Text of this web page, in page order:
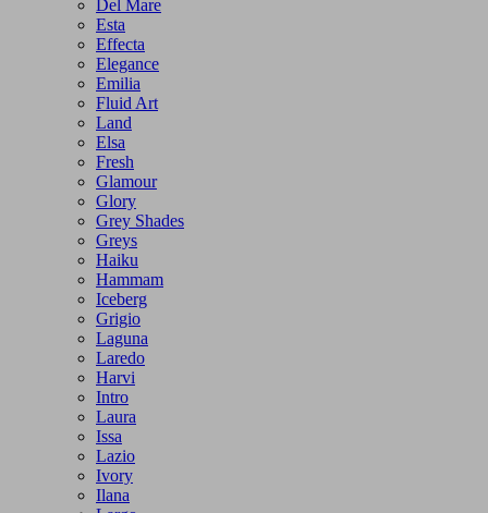
Del Mare
Esta
Effecta
Elegance
Emilia
Fluid Art
Land
Elsa
Fresh
Glamour
Glory
Grey Shades
Greys
Haiku
Hammam
Iceberg
Grigio
Laguna
Laredo
Harvi
Intro
Laura
Issa
Lazio
Ivory
Ilana